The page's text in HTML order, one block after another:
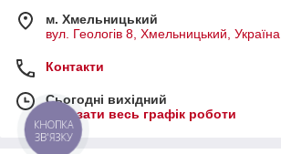
м. Хмельницький
вул. Геологів 8, Хмельницький, Україна
Контакти
Сьогодні вихідний
Показати весь графік роботи
КНОПКА
ЗВ'ЯЗКУ